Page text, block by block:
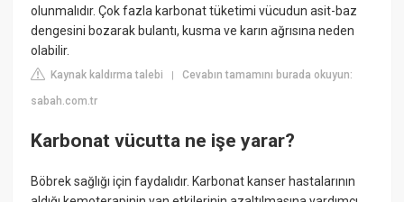
olunmalıdır. Çok fazla karbonat tüketimi vücudun asit-baz
dengesini bozarak bulantı, kusma ve karın ağrısına neden
olabilir.
Kaynak kaldırma talebi |Cevabın tamamını burada okuyun:
sabah.com.tr
Karbonat vücutta ne işe yarar?
Böbrek sağlığı için faydalıdır. Karbonat kanser hastalarının